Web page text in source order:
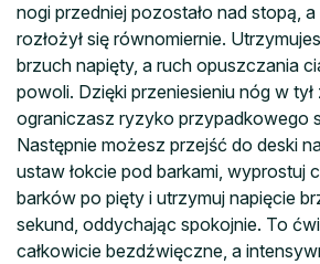
nogi przedniej pozostało nad stopą, a
rozłożył się równomiernie.
brzuch napięty, a ruch opuszczania
powoli. Dzięki przeniesieniu nóg w
ograniczasz ryzyko przypadkowego
Następnie możesz przejść do deski
ustaw łokcie pod barkami, wyprostuj
barków po pięty i utrzymuj napięcie
sekund, oddychając spokojnie. To
całkowicie bezdźwięczne, a